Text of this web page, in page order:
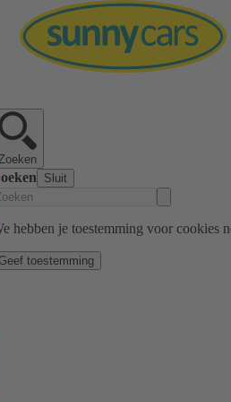
Sluit
hebben je toestemming voor cookies
Geef toestemming